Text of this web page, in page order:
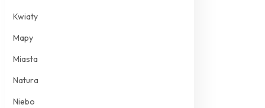
Kwiaty
Mapy
Miasta
Natura
Niebo